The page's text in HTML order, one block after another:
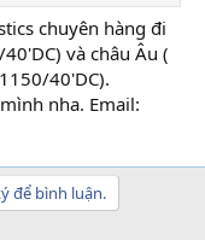
chuyên hàng đi
và châu Âu (
40'DC).
nha. Email:
để bình luận.